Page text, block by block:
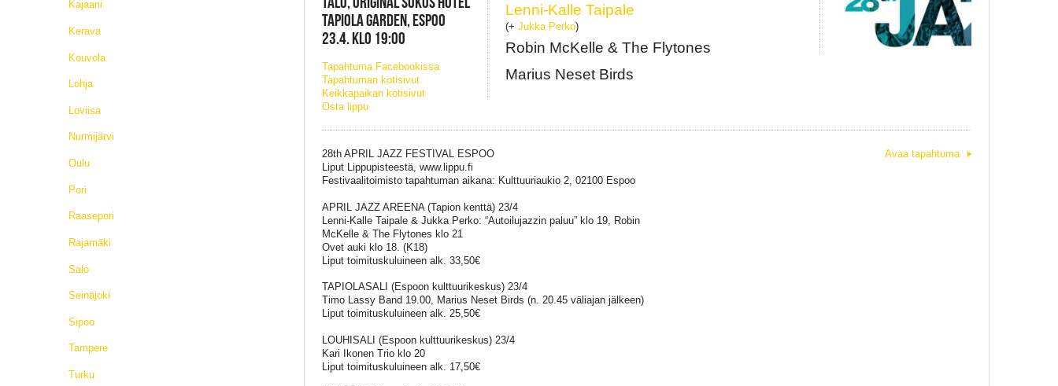
Kajaani
Kerava
Kouvola
Lohja
Loviisa
Nurmijärvi
Oulu
Pori
Raasepori
Rajamäki
Salo
Seinäjoki
Sipoo
Tampere
Turku
TAPIOLA GARDEN, ESPOO
23.4. KLO 19:00
Tapahtuma Facebookissa
Tapahtuman kotisivut
Keikkapaikan kotisivut
Osta lippu
Lenni-Kalle Taipale
(+Jukka Perko)
Robin McKelle & The Flytones
Marius Neset Birds
28th APRIL JAZZ FESTIVAL ESPOO
Liput Lippupisteestä, www.lippu.fi
Festivaalitoimisto tapahtuman aikana: Kulttuuriaukio 2, 02100 Espoo
APRIL JAZZ AREENA (Tapion kenttä) 23/4
Lenni-Kalle Taipale & Jukka Perko: “Autoilujazzin paluu” klo 19, Robin
McKelle & The Flytones klo 21
Ovet auki klo 18. (K18)
Liput toimituskuluineen alk. 33,50€
TAPIOLASALI (Espoon kulttuurikeskus) 23/4
Timo Lassy Band 19.00, Marius Neset Birds (n. 20.45 väliajan jälkeen)
Liput toimituskuluineen alk. 25,50€
LOUHISALI (Espoon kulttuurikeskus) 23/4
Kari Ikonen Trio klo 20
Liput toimituskuluineen alk. 17,50€
Avaa tapahtuma